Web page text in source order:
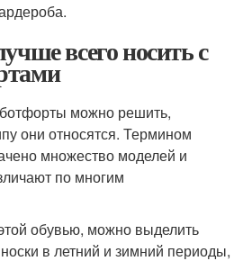
всего носить с
можно решить,
они относятся. Термином
множество моделей и
по многим
обувью, можно выделить
в летний и зимний периоды,